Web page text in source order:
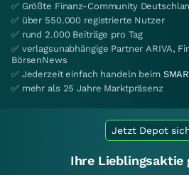
✅ Größte Finanz-Community
✅ über 550.000 registrierte Nutzer
✅ rund 2.000 Beiträge pro Tag
✅ verlagsunabhängige Partner ARIVA,
BörsenNews
✅ Jederzeit einfach handeln beim
✅ mehr als 25 Jahre Marktpräsenz
Jetzt Depot
Ihre Lieblingsaktie